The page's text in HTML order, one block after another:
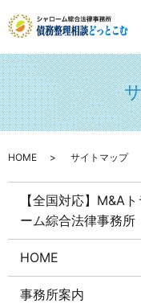
HOME サイトマップ
【全国対応】M&A
ーム綜合法律事務所
HOME
事務所案内